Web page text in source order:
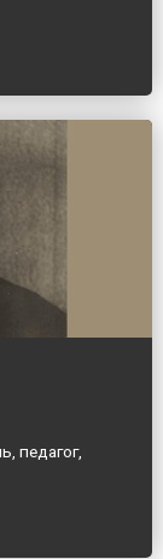
педагог,